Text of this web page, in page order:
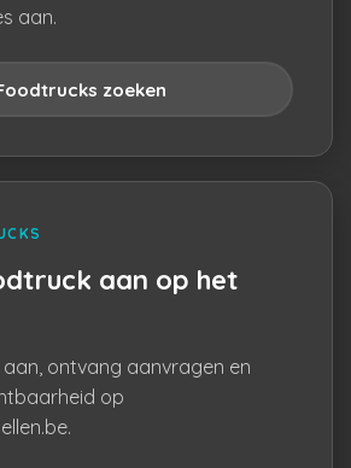
aan.
zoeken
aan op het
ontvang aanvragen en
op